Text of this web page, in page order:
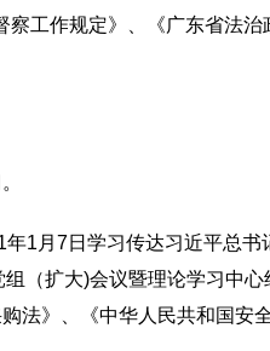
工作规定》、《广东省法
月7日学习传达习近平总书
（扩大)会议暨理论学习中
法》、《中华人民共和国安全